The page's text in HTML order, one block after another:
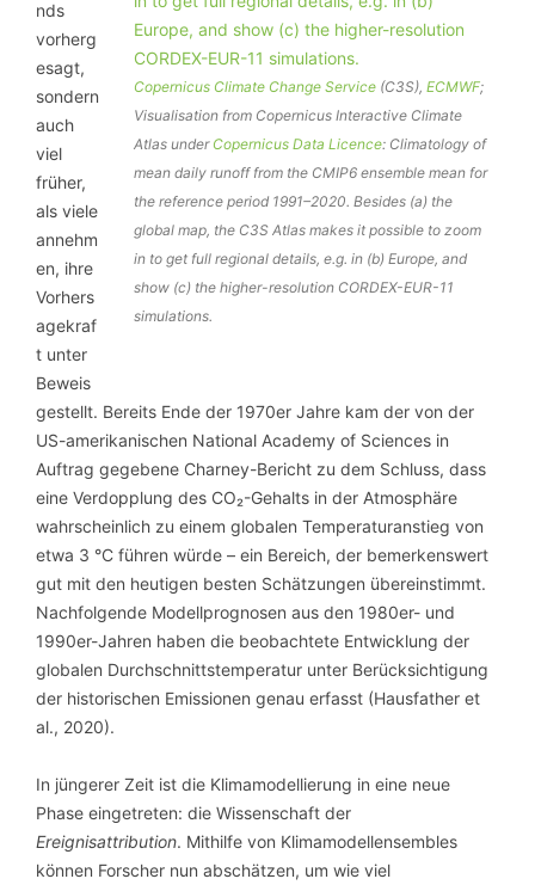
Copernicus Climate Change Service (C3S), ECMWF;
Visualisation from Copernicus Interactive Climate
Atlas under Copernicus Data Licence: Climatology of
mean daily runoff from the CMIP6 ensemble mean for
the reference period 1991–2020. Besides (a) the
global map, the C3S Atlas makes it possible to zoom
in to get full regional details, e.g. in (b) Europe, and
show (c) the higher-resolution CORDEX-EUR-11
simulations.
nds
vorherg
esagt,
sondern
auch
viel
früher,
als viele
annehm
en, ihre
Vorhers
agekraf
t unter
Beweis
gestellt. Bereits Ende der 1970er Jahre kam der von der
US-amerikanischen National Academy of Sciences in
Auftrag gegebene Charney-Bericht zu dem Schluss, dass
eine Verdopplung des CO₂-Gehalts in der Atmosphäre
wahrscheinlich zu einem globalen Temperaturanstieg von
etwa 3 °C führen würde – ein Bereich, der bemerkenswert
gut mit den heutigen besten Schätzungen übereinstimmt.
Nachfolgende Modellprognosen aus den 1980er- und
1990er-Jahren haben die beobachtete Entwicklung der
globalen Durchschnittstemperatur unter Berücksichtigung
der historischen Emissionen genau erfasst (Hausfather et
al., 2020).
In jüngerer Zeit ist die Klimamodellierung in eine neue
Phase eingetreten: die Wissenschaft der
Ereignisattribution. Mithilfe von Klimamodellensembles
können Forscher nun abschätzen, um wie viel